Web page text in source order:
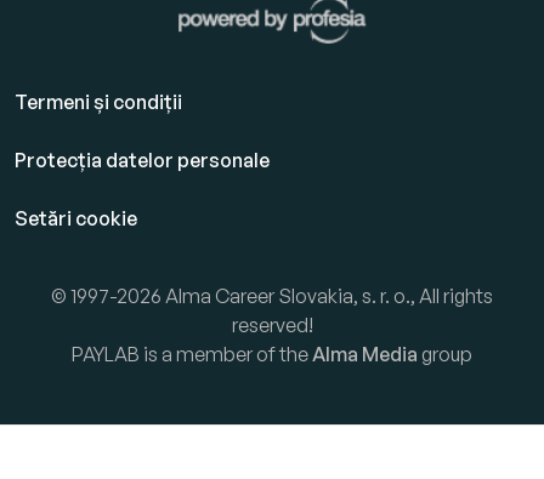
Termeni și condiții
Protecția datelor personale
Setări cookie
© 1997-2026 Alma Career Slovakia, s. r. o., All rights
reserved!
PAYLAB is a member of theAlma Media group